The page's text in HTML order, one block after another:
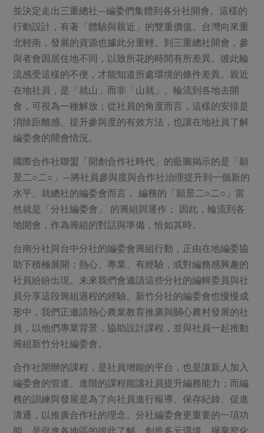
居家好物
美妝保養 個人清潔
家庭清潔 織品
日用品 圖書禮品
防災用品
最新產品
優惠專區
樂齡友善
飲品
主題食譜
異國料理
年菜食譜
養身食補
高麗菜海鮮煎餅
主婦聯盟X樂齡網特約優惠案
30%rPET紅烏龍茶
更多議題活動
傳到心坎裡，誠心又澎派
公益金 食農教育
綠主張月刊
典藏閱覽室
社員權益
合作社法規
社務專區
選舉專區
最新消息
媒體報導
下載專區
地區活動
社務會議
並決定走出三重總社—編委們集體到各分社開會。這樣的
行動設計，有著「體驗與親近」的雙重價值。台灣向來重
北輕南，發展的資源也據此分重輕。到三重總社開會，參
與者會因居住地不同，以致所花的時間有所差異。彼此輪
流感受這樣的不便，才能知道所處環境的條件差異。親近
在地社員，是「就山」而非「山就」。輪流到各地去開
會，可視為一種解放；從社員的角度而言，這樣的安排是
消除距離感、提升參與度的有效方法，也讓在地社員了解
編委會的開會情況。
國際合作社聯盟「開創合作社時代」的藍圖揭示的是「願
景二○二○」—將社員參與度與合作社治理提升到一個新的
水平。就總社的編委會而言， 編務的「願景二○二○」當
然就是「分社編委會」 的籌組與運作； 因此，輪流到各
地開會，作為籌組的對話與準備，恰如其時。
台南分社與台中分社的編委會籌組行動，正由在地編委協
助下積極展開；熱心、專業、有經驗，或對編務感興趣的
社員紛紛出現。未來我們會邀請這些分社的編輯委員與社
員分享這段籌組過程的經驗。新竹分社的編委會也慢慢成
形中，我們正邀請熱心農業教育推廣與關心農村發展的社
員，以他們專業背景，協助設計課程，並與社員一起推動
籌組新竹分社編委會。
合作社開辦的課程，是社員增能的平台，也是讓新人加入
編委會的管道。進階的課程能讓社員提升編務能力；而編
務的訓練與發展是為了向社員進行報導、保存紀錄、促進
溝通，以推廣合作社的理念。分社編委會更重要的一項功
能，是促進各地區的彼此了解，創造多元環境，摒棄窄化